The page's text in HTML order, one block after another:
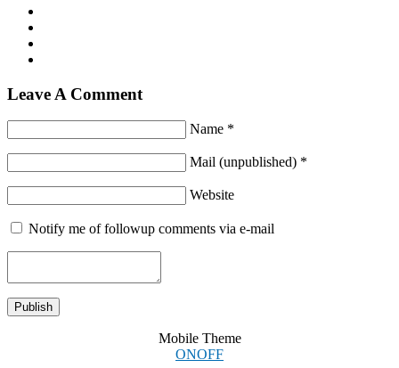
Leave A Comment
Name *
Mail (unpublished) *
Website
Notify me of followup comments via e-mail
Mobile Theme
ONOFF